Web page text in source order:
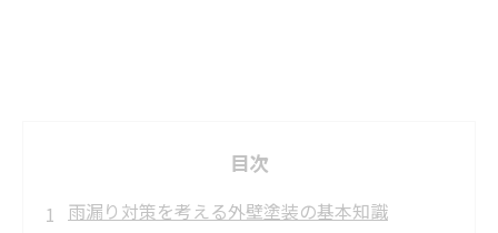
目次
雨漏り対策を考える外壁塗装の基本知識